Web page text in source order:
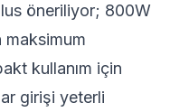
öneriliyor; 800W
kullanım için
girişi yeterli